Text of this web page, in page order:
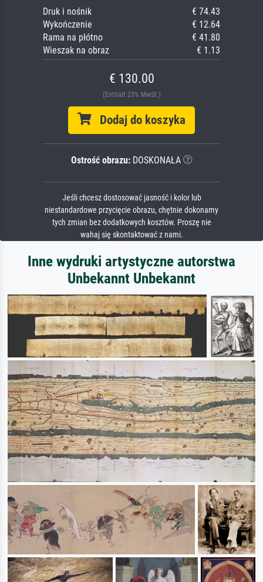
Druk i nośnik
€ 74.43
Wykończenie
€ 12.64
Rama na płótno
€ 41.80
Wieszak na obraz
€ 1.13
€ 130.00
(Enthält 23% MwSt.)
Dodaj do koszyka
Ostrość obrazu:DOSKONAŁA
Jeśli chcesz dostosować jasność i kolor lub
niestandardowe przycięcie obrazu, chętnie dokonamy
tych zmian bez dodatkowych kosztów. Proszę nie
wahaj się skontaktować z nami.
Inne wydruki artystyczne autorstwa
Unbekannt Unbekannt